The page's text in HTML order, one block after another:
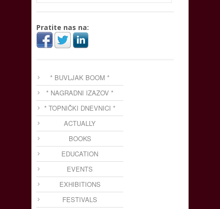
Pratite nas na:
* BUVLJAK BOOM *
* NAGRADNI IZAZOV *
* TOPNIČKI DNEVNICI *
ACTUALLY
BOOKS
EDUCATION
EVENTS
EXHIBITIONS
FESTIVALS